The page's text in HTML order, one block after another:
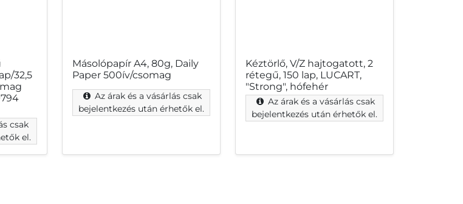
32,5
csak
el.
Másolópapír A4, 80g, Daily
Paper 500ív/csomag
Az árak és a vásárlás csak
bejelentkezés után érhetők el.
Kéztörlő, V/Z hajtogatott, 2
rétegű, 150 lap, LUCART,
"Strong", hófehér
Az árak és a vásárlás csak
bejelentkezés után érhetők el.